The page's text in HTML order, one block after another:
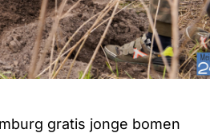
gratis jonge bomen